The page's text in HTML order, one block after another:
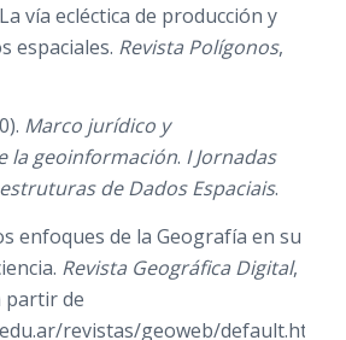
vía ecléctica de producción y
espaciales. Revista Polígonos,
Marco jurídico y
la geoinformación. I Jornadas
de Dados Espaciais.
enfoques de la Geografía en su
Revista Geográfica Digital,
partir de
revistas/geoweb/default.htm